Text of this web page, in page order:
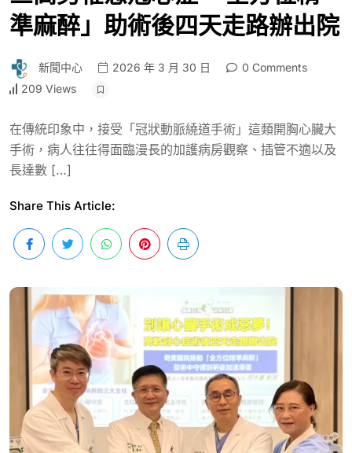
準麻醉」助術後四天走路辦出院
新聞中心 2026 年 3 月 30 日
0 Comments
209 Views
在傳統印象中，接受「冠狀動脈繞道手術」這類開胸心臟大
手術，病人往往得面臨漫長的加護病房觀察、插管不適以及
長達數 […]
Share This Article: